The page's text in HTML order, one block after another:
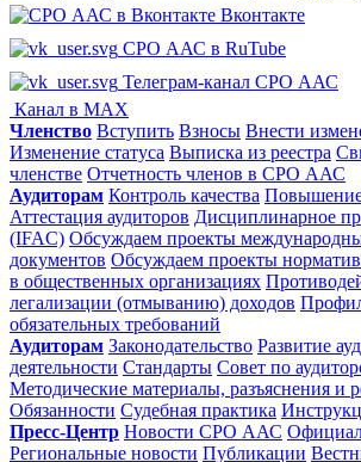
Вконтакте
СРО ААС в RuTube
Телеграм-канал СРО ААС
Канал в MAX
Членство Вступить Взносы Внести
Изменение статуса Выписка из реестра
членстве Отчетность членов в СРО ААС
Аудиторам Контроль качества
Аттестация аудиторов Дисциплинарное
(IFAC) Обсуждаем проекты
документов Обсуждаем проекты
в общественных организациях
легализации (отмыванию) доходов
обязательных требований
Аудиторам Законодательство Развитие
деятельности Стандарты Совет по
Методические материалы, разъяснения и
Обязанности Судебная практика
Пресс-Центр Новости СРО ААС
Региональные новости Публикации